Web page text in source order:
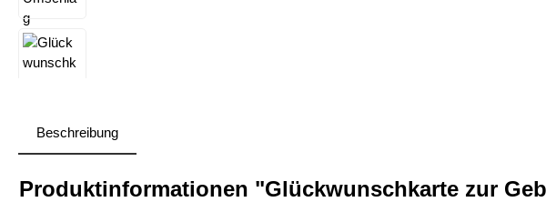
Beschreibung
Produktinformationen "Glückwunschkarte zur